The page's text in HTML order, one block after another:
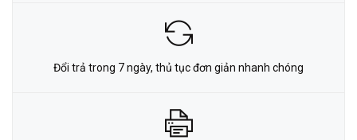
Đổi trả trong 7 ngày, thủ tục đơn giản nhanh chóng